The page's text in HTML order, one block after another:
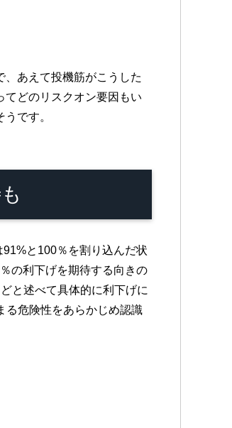
あえて投機筋がこうした
どのリスクオン要因もい
です。
と100％を割り込んだ状
の利下げを期待する向きの
と述べて具体的に利下げに
る危険性をあらかじめ認識